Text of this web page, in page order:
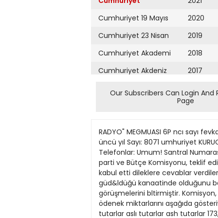
Cumhuriyet 19 Mayıs
Cumhuriyet 23 Nisan
Cumhuriyet Akademi
Cumhuriyet Akdeniz
Cumhuriyet Alışveriş
Cumhuriyet Ankara
Cumhuriyet Büyük
Taaruz
Cumhuriyet
Cumartesi
Cumhuriyet Çevre
2020
2019
2018
2017
2016
2015
2013
2012
2011
2010
2009
Our Subscribers Can Login And
Page
RADYO" MEGMUASI 6P ncı sayı fevkalâde mündericatla çıkmıştır. Bu sayıda 65 klişe, 16 orijinal yazı vardır. Bayünizden isteyiniz. (1289) 23 üncü yıl Sayı: 8071 umhuriyet KURUCUSUrYUNUS NADİ Telgraf ve mektub adresi: Cumhuriyet, İstanbul Posta kutusu: tstanbul No. 246 Telefonlar: Umum! Santral Numarası: 24298. Yazı Işleri: 24299. Matbaa: 24290. Çarşamba 5 Şubat 1947 Dünkü toplantıda beş Bakan parti ve Bütçe Komisyonu, teklif edilen ödenek hükumet icraatı hakkında konuştular, miktarlarında bazı değişiklikler yaparak tasarıyı kabul etti dileklere cevablar verdiler Ticaret Bakanı mnhalefetten bahsederken nenlekette nrahalefet politikası değil, istismar siyaseti güd&ldüğü kanaatinde olduğunu belirtti Ankara 4 (Telefonla) Bütçe Komisyonu, yargıçlar ödeneği kanun tasansı üzerindeki görüşmelerini bltirmiştir. Komisyon, tasarıda teklif edilen ödeneklerin miktarında bazı deği şiklikler yapmıştır. Komisyonca tespit edilen ödenek miktarlarını aşağıda gösteriyoruz: ' Der*ce 10 9 8 7 6 5 4 3 2 1 Hükumetçe teklif edilen Kabul edilen Safi Ödenek Safi Ödenek Safi tutarlar aslı tutarlar ash tutarlar 173,97 207,77 241.27 274,44 321,71 368,82 415,92 490,14 560,70 631^5 Yargıçlara aid ödenek P. II Kongresinin gizli devamı ararlaştı tasarısının son şekli Maa? 35 40 50 60 70 80 90 100 125 150 RENKLİ TABLOLAB Her biri (52X40) sm. ^oyundadır. Umumine nefis bir şekilde yetle altı, yedi re hayvanlara, nebatbasılmış olan Eilıhaya, hayat vs lara, tabiate, Rej|iddirler. Evlerin medeniyetin tekar, fcmlaç için de lüzumduvarlarını süsler]< lu birer ders vasıt lîdırlar. (25) çeşidlik takımı kartpostal fiajtna (360) kuruştur. Kitabcı ve kırtasiy^flere takımı (300) kuruştur. Sipariş bedeöarî' pesin gönderilmelidir. Paketler tfchhHdlü yollanır. Adres: İstanbul AnkaWcaddesi No 50 Öğretmen Sesi Mjy#/Î5ğü 4T~ Beyhude gayret.» zmhklar meselesini ele alan Moskova radyosu gene aleyhimize bir sürü atıp tutmuş: ekalliyetlere çok fena muamele ediyonnuçuz. Bir buçuk milyon Kiirdü (!) rorla yntnden çıkarmış, başka bir diyara sürmüşüz. Memleketimizdeki Ermenilerin, Rumların ve Yahudilerin vaziyeti çok fena imis. Bu zümrelerin siyasî ve iktisadî haklannı son derece kısıuışız. OnJarı orduda ve hıikumctte yüksîk mevkilere kabul etmiyonnuşıız. C. H. Partisi dış tchlikeden bahsederek memleketi diktatörcesine idare ediyormuş. Atıf ınan vergilerde yeni indirmeler yapılmasının düşünüldüğünü de bildirdi 75 100 150 150 200 250 300 400 500 700 53,27 67,75 99,87 99,87 124,48 147,78 178, 238,51 298,14 417,39 75 100 100 150 150 200 250 300